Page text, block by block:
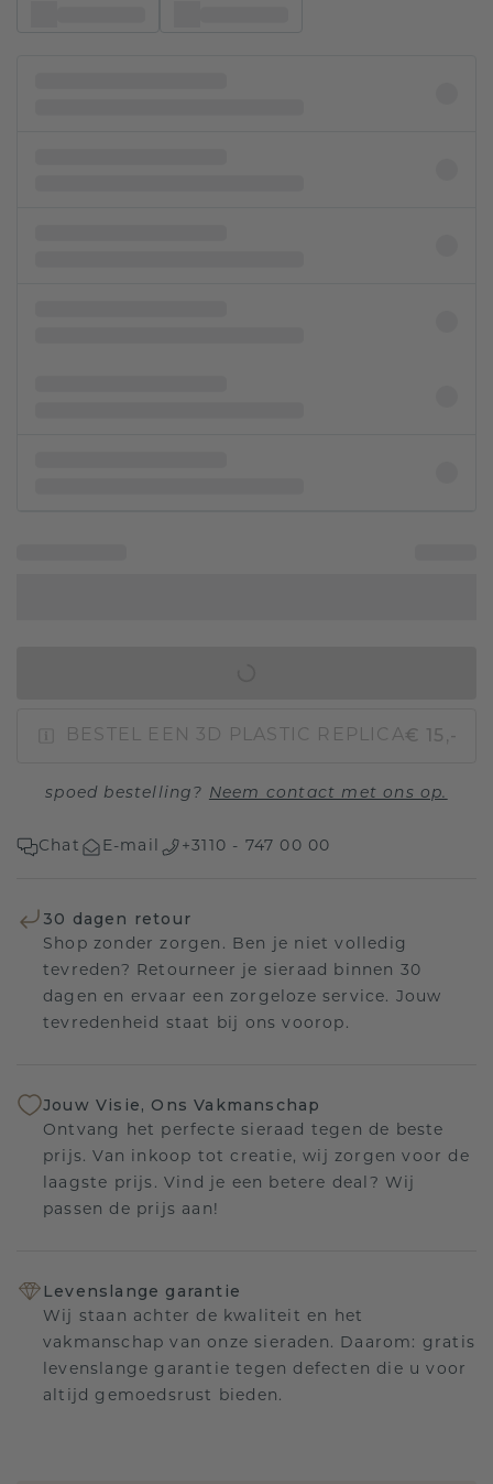
BESTEL EEN 3D PLASTIC REPLICA€ 15,-
spoed bestelling? Neem contact met ons op.
Chat E-mail +3110 - 747 00 00
30 dagen retour
Shop zonder zorgen. Ben je niet volledig
tevreden? Retourneer je sieraad binnen 30
dagen en ervaar een zorgeloze service. Jouw
tevredenheid staat bij ons voorop.
Jouw Visie, Ons Vakmanschap
Ontvang het perfecte sieraad tegen de beste
prijs. Van inkoop tot creatie, wij zorgen voor de
laagste prijs. Vind je een betere deal? Wij
passen de prijs aan!
Levenslange garantie
Wij staan achter de kwaliteit en het
vakmanschap van onze sieraden. Daarom: gratis
levenslange garantie tegen defecten die u voor
altijd gemoedsrust bieden.